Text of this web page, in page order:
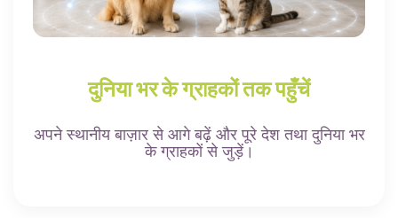
दुनिया भर के ग्राहकों तक पहुँचें
अपने स्थानीय बाज़ार से आगे बढ़ें और पूरे देश तथा दुनिया भर
के ग्राहकों से जुड़ें।